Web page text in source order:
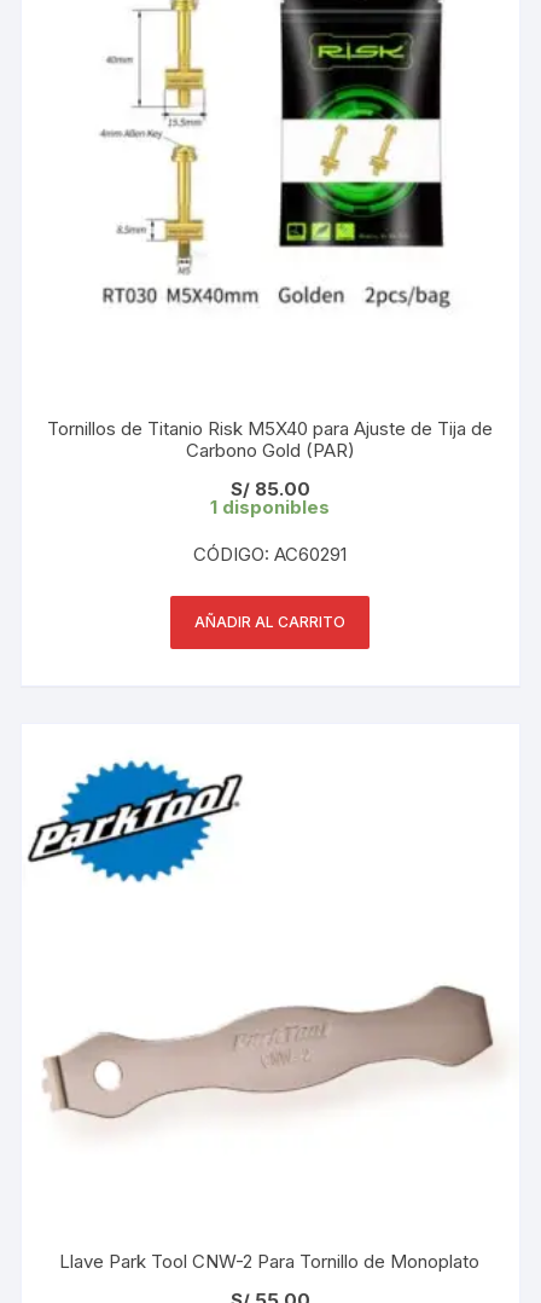
Tornillos de Titanio Risk M5X40 para Ajuste de Tija de
Carbono Gold (PAR)
S/85.00
1 disponibles
CÓDIGO: AC60291
AÑADIR AL CARRITO
Llave Park Tool CNW-2 Para Tornillo de Monoplato